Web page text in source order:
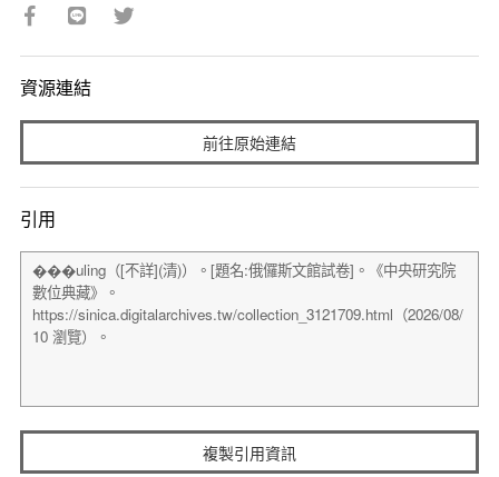
資源連結
前往原始連結
引用
複製引用資訊